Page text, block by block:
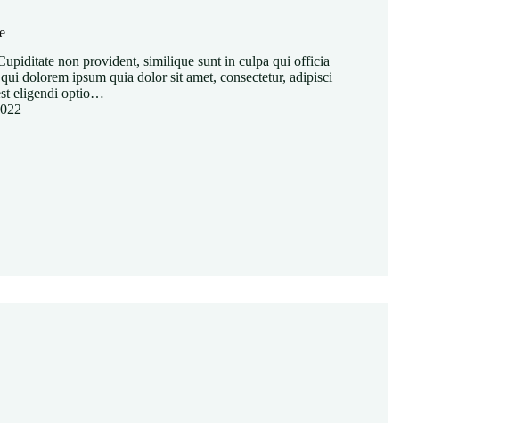
non provident, similique sunt in culpa qui officia
dolorem ipsum quia dolor sit amet, consectetur, adipisci
eligendi optio…